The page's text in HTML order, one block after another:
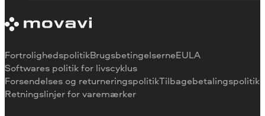
Refusion
Udtalelser
Hvorfor vælge os
FortrolighedspolitikBrugsbetingelserneEULA
Softwares politik for livscyklus
Forsendelses og returneringspolitikTilbagebetalingspolitik
Retningslinjer for varemærker